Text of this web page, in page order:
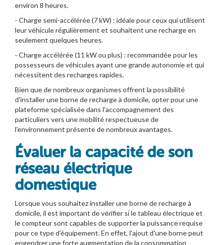
environ 8 heures.
- Charge semi-accélérée (7 kW) : idéale pour ceux qui utilisent
leur véhicule régulièrement et souhaitent une recharge en
seulement quelques heures.
- Charge accélérée (11 kW ou plus) : recommandée pour les
possesseurs de véhicules ayant une grande autonomie et qui
nécessitent des recharges rapides.
Bien que de nombreux organismes offrent la possibilité
d'installer une borne de recharge à domicile, opter pour une
plateforme spécialisée dans l'accompagnement des
particuliers vers une mobilité respectueuse de
l'environnement présente de nombreux avantages.
Évaluer la capacité de son
réseau électrique
domestique
Lorsque vous souhaitez installer une borne de recharge à
domicile, il est important de vérifier si le tableau électrique et
le compteur sont capables de supporter la puissance requise
pour ce type d'équipement. En effet, l'ajout d'une borne peut
engendrer une forte augmentation de la consommation